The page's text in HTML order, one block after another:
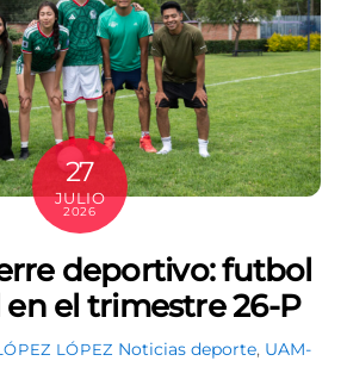
27
JULIO
2026
deportivo: futbol
el trimestre 26-P
LÓPEZ Noticias deporte, UAM-